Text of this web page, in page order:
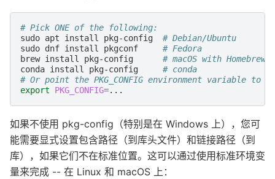
# Pick ONE of the following:
sudo apt install pkg-config
# Debian/Ubuntu
sudo dnf install pkgconf
# Fedora
brew install pkg-config
# macOS with Homebrew
conda install pkg-config
# conda
# Or point the PKG_CONFIG environment variable to
export
PKG_CONFIG=
如果不使用 pkg-config（特别是在 Windows 上），您可
能需要显式设置包含路径（到库头文件）和链接路径（到
库），如果它们不在标准位置。这可以通过使用标准环境变
量来完成 -- 在 Linux 和 macOS 上：